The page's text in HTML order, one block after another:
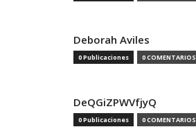
Deborah Aviles
0 Publicaciones 0 COMENTARIOS
DeQGiZPWVfjyQ
0 Publicaciones 0 COMENTARIOS